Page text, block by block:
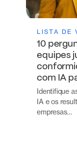
LISTA DE
10
equipes
com IA
Identifique
IA e os
empresas…